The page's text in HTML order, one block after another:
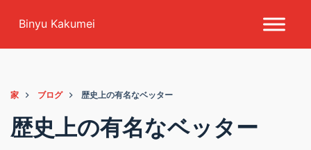
Binyu Kakumei
家 ブログ 歴史上の有名なベッター
歴史上の有名なベッター